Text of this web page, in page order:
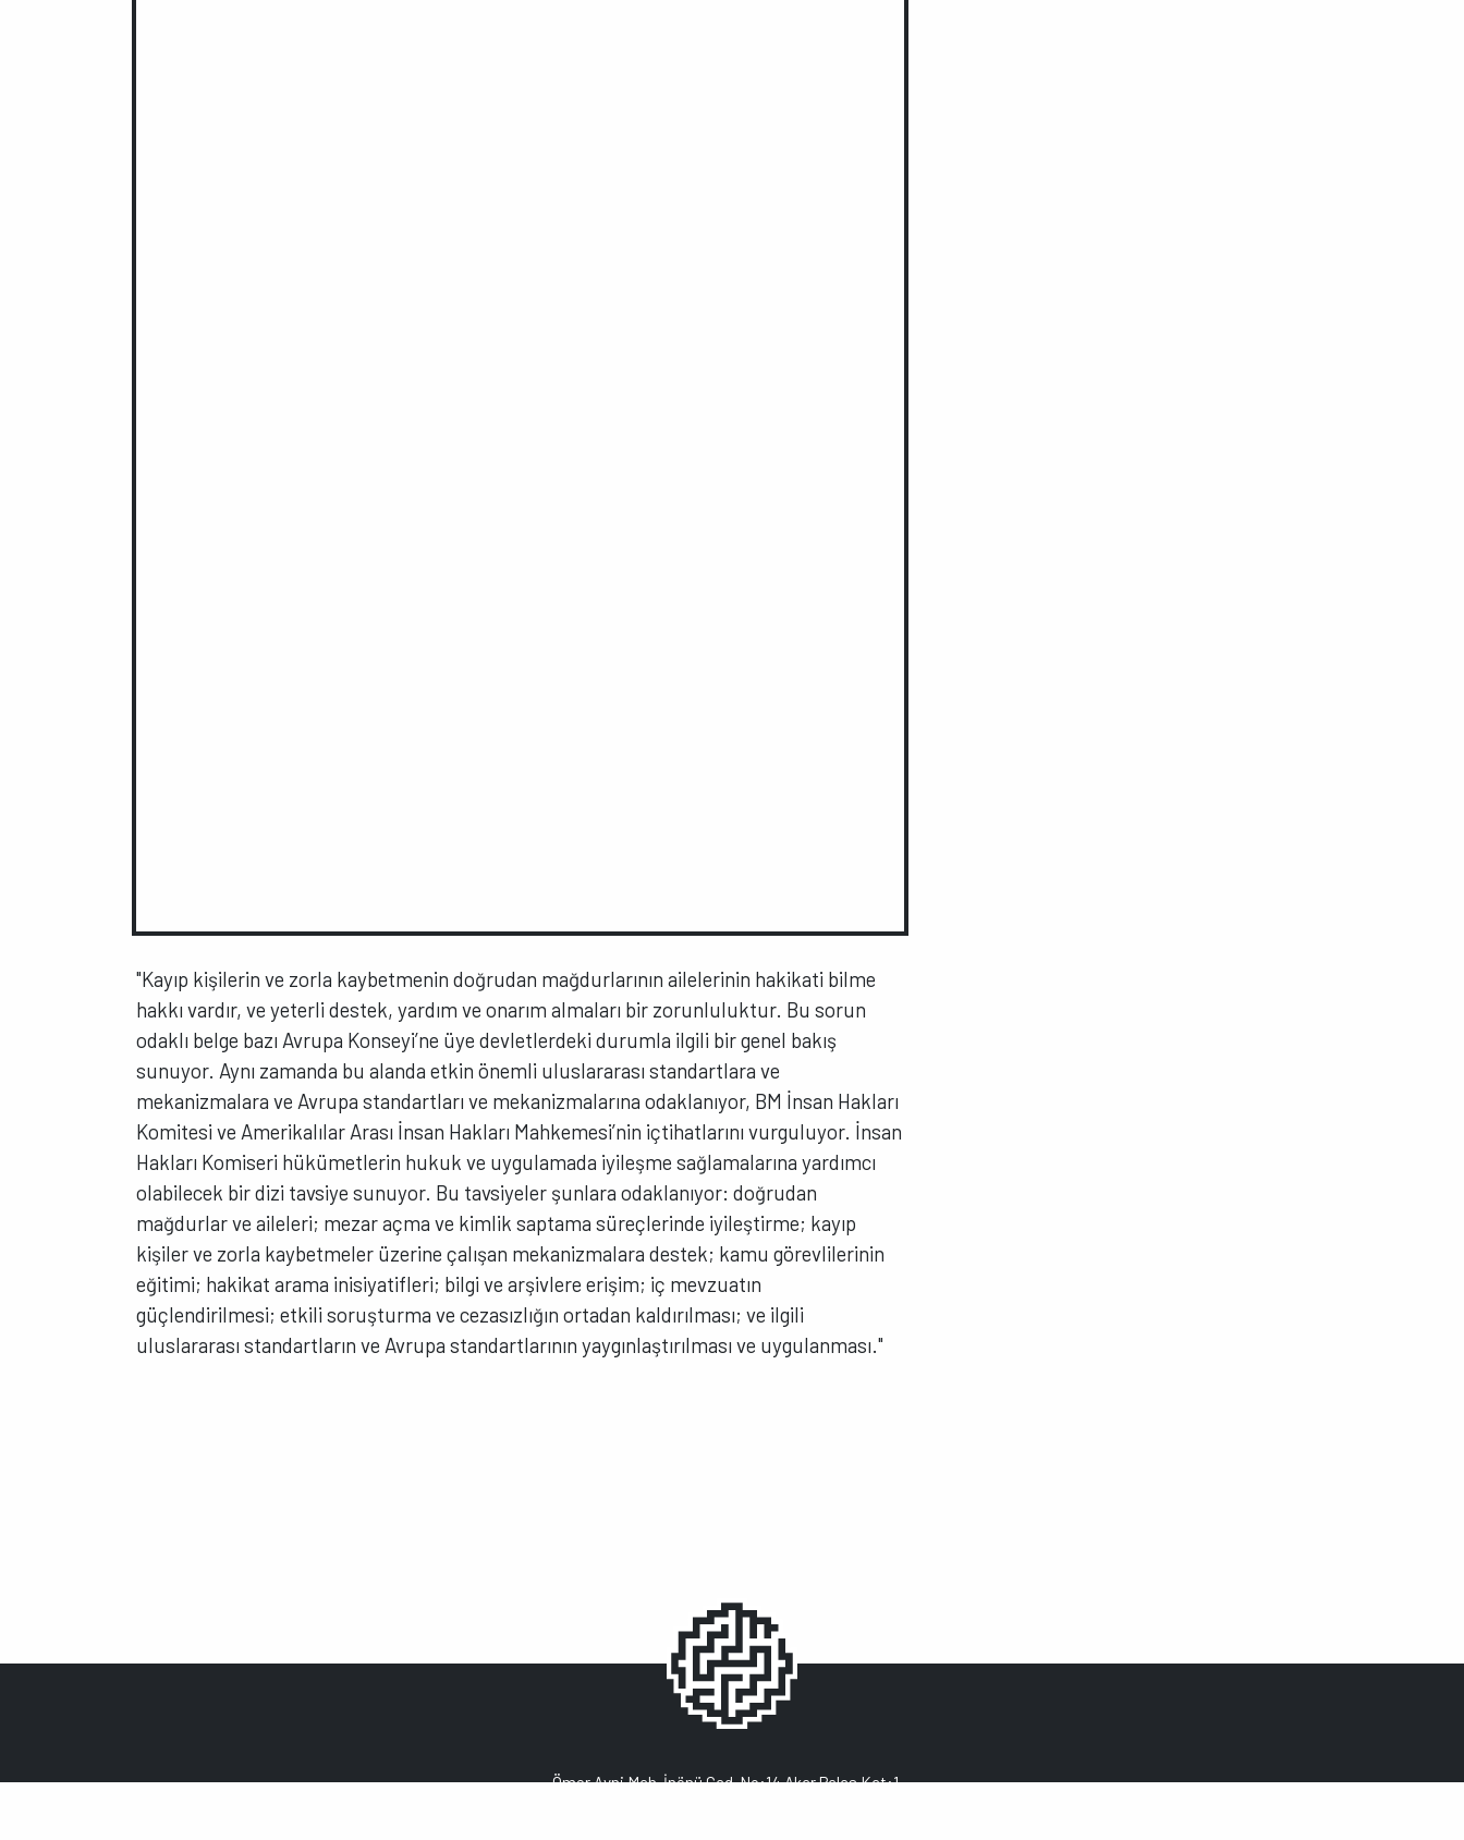
"Kayıp kişilerin ve zorla kaybetmenin doğrudan mağdurlarının ailelerinin hakikati bilme
hakkı vardır, ve yeterli destek, yardım ve onarım almaları bir zorunluluktur. Bu sorun
odaklı belge bazı Avrupa Konseyi’ne üye devletlerdeki durumla ilgili bir genel bakış
sunuyor. Aynı zamanda bu alanda etkin önemli uluslararası standartlara ve
mekanizmalara ve Avrupa standartları ve mekanizmalarına odaklanıyor, BM İnsan Hakları
Komitesi ve Amerikalılar Arası İnsan Hakları Mahkemesi’nin içtihatlarını vurguluyor. İnsan
Hakları Komiseri hükümetlerin hukuk ve uygulamada iyileşme sağlamalarına yardımcı
olabilecek bir dizi tavsiye sunuyor. Bu tavsiyeler şunlara odaklanıyor: doğrudan
mağdurlar ve aileleri; mezar açma ve kimlik saptama süreçlerinde iyileştirme; kayıp
kişiler ve zorla kaybetmeler üzerine çalışan mekanizmalara destek; kamu görevlilerinin
eğitimi; hakikat arama inisiyatifleri; bilgi ve arşivlere erişim; iç mevzuatın
güçlendirilmesi; etkili soruşturma ve cezasızlığın ortadan kaldırılması; ve ilgili
uluslararası standartların ve Avrupa standartlarının yaygınlaştırılması ve uygulanması."
Ömer Avni Mah. İnönü Cad. No:14 Akar Palas Kat:1